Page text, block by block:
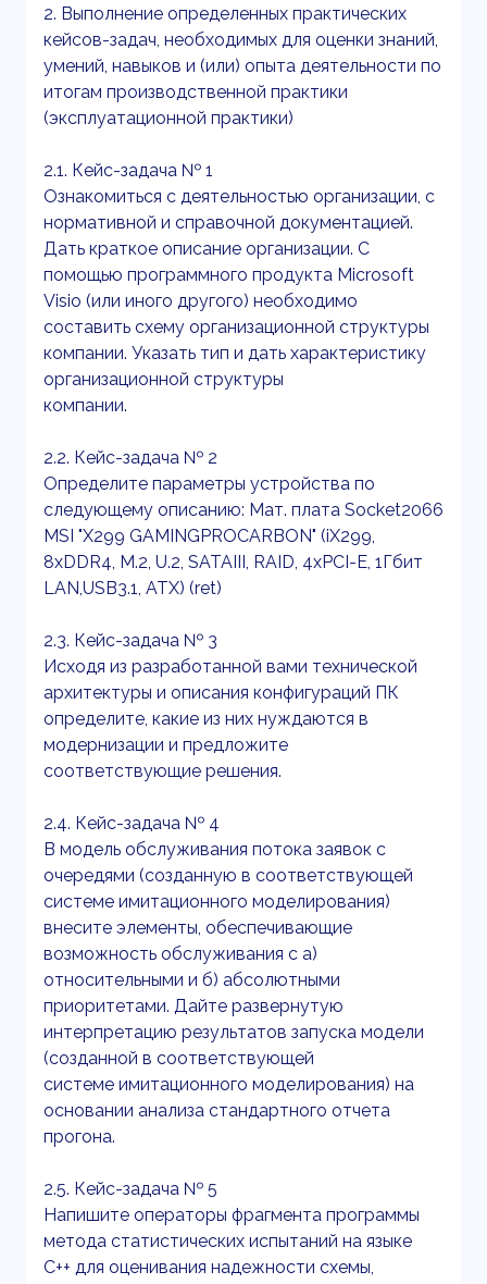
2. Выполнение определенных практических
кейсов-задач, необходимых для оценки знаний,
умений, навыков и (или) опыта деятельности по
итогам производственной практики
(эксплуатационной практики)
2.1. Кейс-задача № 1
Ознакомиться с деятельностью организации, с
нормативной и справочной документацией.
Дать краткое описание организации. С
помощью программного продукта Microsoft
Visio (или иного другого) необходимо
составить схему организационной структуры
компании. Указать тип и дать характеристику
организационной структуры
компании.
2.2. Кейс-задача № 2
Определите параметры устройства по
следующему описанию: Мат. плата Socket2066
MSI "X299 GAMINGPROCARBON" (iX299,
8xDDR4, M.2, U.2, SATAIII, RAID, 4xPCI-E, 1Гбит
LAN,USB3.1, ATX) (ret)
2.3. Кейс-задача № 3
Исходя из разработанной вами технической
архитектуры и описания конфигураций ПК
определите, какие из них нуждаются в
модернизации и предложите
соответствующие решения.
2.4. Кейс-задача № 4
В модель обслуживания потока заявок с
очередями (созданную в соответствующей
системе имитационного моделирования)
внесите элементы, обеспечивающие
возможность обслуживания с а)
относительными и б) абсолютными
приоритетами. Дайте развернутую
интерпретацию результатов запуска модели
(созданной в соответствующей
системе имитационного моделирования) на
основании анализа стандартного отчета
прогона.
2.5. Кейс-задача № 5
Напишите операторы фрагмента программы
метода статистических испытаний на языке
С++ для оценивания надежности схемы,